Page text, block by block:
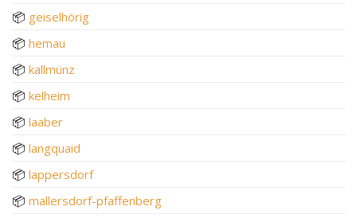
📦 geiselhörig
📦 hemau
📦 kallmünz
📦 kelheim
📦 laaber
📦 langquaid
📦 lappersdorf
📦 mallersdorf-pfaffenberg